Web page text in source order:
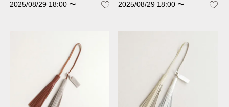
2025/08/29 18:00 〜
2025/08/29 18:00 〜